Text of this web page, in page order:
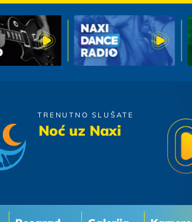
TRENUTNO SLUŠATE
Noć uz NaxiViktorija